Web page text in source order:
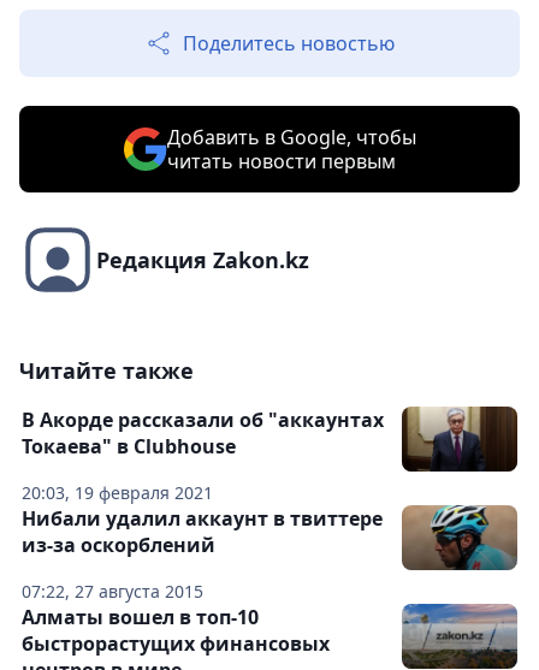
Поделитесь новостью
Добавить в Google, чтобы
читать новости первым
Редакция Zakon.kz
Читайте также
20:03, 19 февраля 2021
В Акорде рассказали об "аккаунтах
Токаева" в Clubhouse
07:22, 27 августа 2015
Нибали удалил аккаунт в твиттере
из-за оскорблений
Алматы вошел в топ-10
быстрорастущих финансовых